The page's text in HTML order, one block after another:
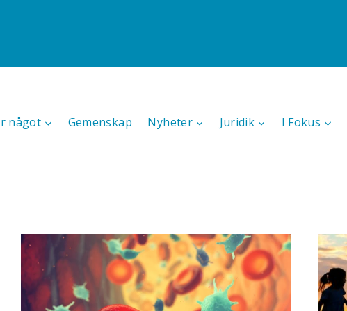
något Gemenskap Nyheter Juridik I Fokus